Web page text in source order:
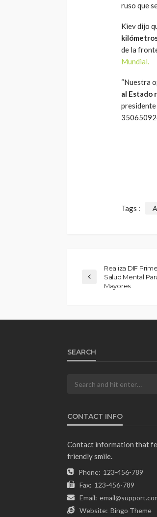
ruso que
Kiev dijo
de la
Mundial.
“Nuestra
al Estado
presidente
Tags :
Realiza DIF
Salud Mental
Mayores
SEARCH
CONTACT INFO
Contact information that
friendly smile.
Phone: 123-456-789
Fax: 123-456-789
Email:
Website: Bingo Theme